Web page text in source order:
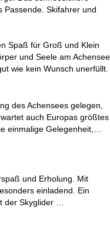
Passende. Skifahrer und
Spaß für Groß und Klein
und Seele am Achensee
wie kein Wunsch unerfüllt.
des Achensees gelegen,
auch Europas größtes
einmalige Gelegenheit,…
und Erholung. Mit
einladend. Ein
der Skyglider …